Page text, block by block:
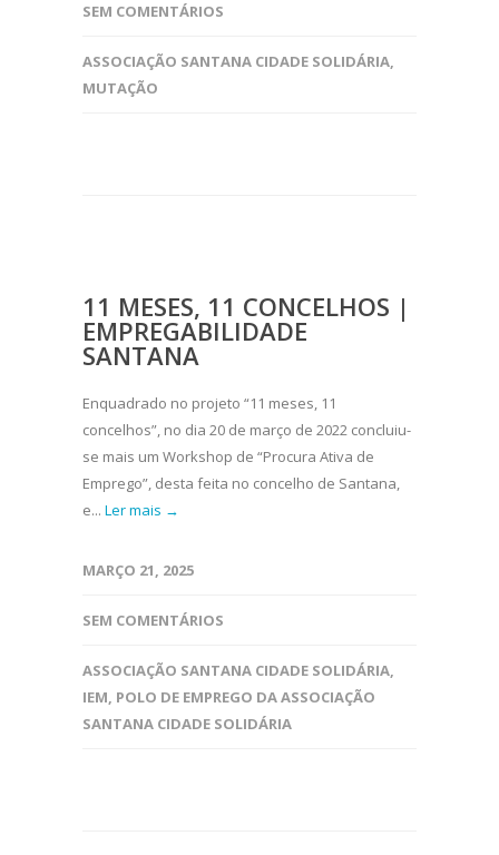
SEM COMENTÁRIOS
ASSOCIAÇÃO SANTANA CIDADE SOLIDÁRIA,
MUTAÇÃO
11 MESES, 11 CONCELHOS |
EMPREGABILIDADE
SANTANA
Enquadrado no projeto “11 meses, 11
concelhos”, no dia 20 de março de 2022 concluiu-
se mais um Workshop de “Procura Ativa de
Emprego”, desta feita no concelho de Santana,
e... Ler mais →
MARÇO 21, 2025
SEM COMENTÁRIOS
ASSOCIAÇÃO SANTANA CIDADE SOLIDÁRIA,
IEM, POLO DE EMPREGO DA ASSOCIAÇÃO
SANTANA CIDADE SOLIDÁRIA